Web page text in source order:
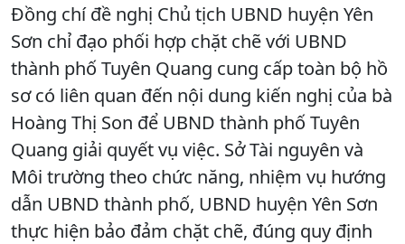
Đồng chí đề nghị Chủ tịch UBND huyện Yên
Sơn chỉ đạo phối hợp chặt chẽ với UBND
thành phố Tuyên Quang cung cấp toàn bộ hồ
sơ có liên quan đến nội dung kiến nghị của bà
Hoàng Thị Son để UBND thành phố Tuyên
Quang giải quyết vụ việc. Sở Tài nguyên và
Môi trường theo chức năng, nhiệm vụ hướng
dẫn UBND thành phố, UBND huyện Yên Sơn
thực hiện bảo đảm chặt chẽ, đúng quy định